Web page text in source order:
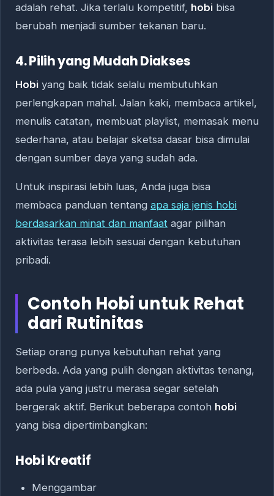
adalah rehat. Jika terlalu kompetitif, hobi bisa
berubah menjadi sumber tekanan baru.
4. Pilih yang Mudah Diakses
Hobi yang baik tidak selalu membutuhkan
perlengkapan mahal. Jalan kaki, membaca artikel,
menulis catatan, membuat playlist, memasak menu
sederhana, atau belajar sketsa dasar bisa dimulai
dengan sumber daya yang sudah ada.
Untuk inspirasi lebih luas, Anda juga bisa
membaca panduan tentang apa saja jenis hobi
berdasarkan minat dan manfaat agar pilihan
aktivitas terasa lebih sesuai dengan kebutuhan
pribadi.
Contoh Hobi untuk Rehat
dari Rutinitas
Setiap orang punya kebutuhan rehat yang
berbeda. Ada yang pulih dengan aktivitas tenang,
ada pula yang justru merasa segar setelah
bergerak aktif. Berikut beberapa contoh hobi
yang bisa dipertimbangkan:
Hobi Kreatif
Menggambar